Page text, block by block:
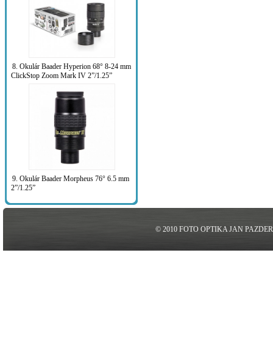
8. Okulár Baader Hyperion 68° 8-24 mm
ClickStop Zoom Mark IV 2”/1.25”
9. Okulár Baader Morpheus 76° 6.5 mm
2”/1.25”
© 2010 FOTO OPTIKA JAN